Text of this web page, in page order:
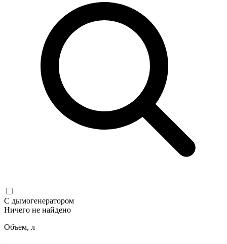
С дымогенератором
Ничего не найдено
Объем, л